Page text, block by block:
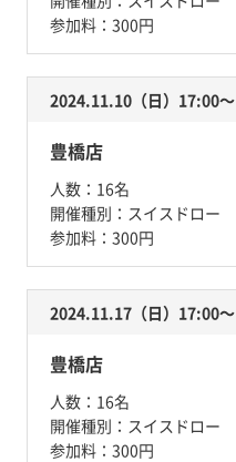
参加料： 300円
2024.11.10（日）17:00〜
豊橋店
人数： 16名
開催種別： スイスドロー
参加料： 300円
2024.11.17（日）17:00〜
豊橋店
人数： 16名
開催種別： スイスドロー
参加料： 300円